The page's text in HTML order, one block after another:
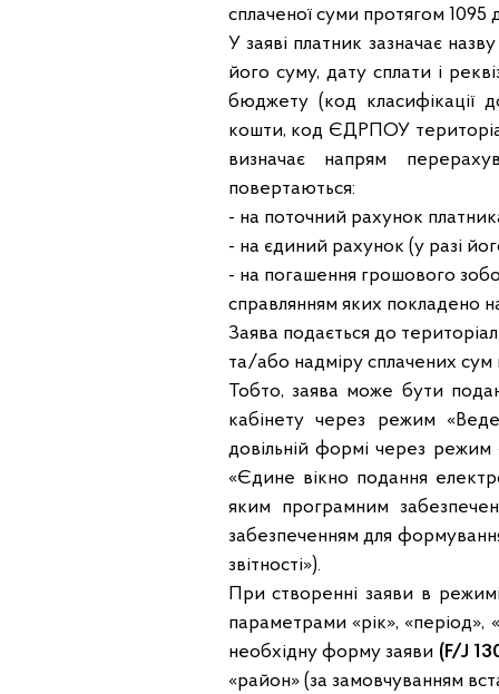
сплаченої суми протягом 1095
У заяві платник зазначає
його суму, дату сплати і
бюджету (код класифікації
кошти, код ЄДРПОУ
визначає напрям
повертаються:
- на поточний рахунок
- на єдиний рахунок (у разі
- на погашення грошового
справлянням яких покладено
Заява подається до
та/або надміру сплачених сум
Тобто, заява може бути
кабінету через режим
довільній формі через
«Єдине вікно подання
яким програмним
забезпеченням для
звітності»).
При створенні заяви в
параметрами «рік»,
необхідну форму заяви (F/J
«район» (за замовчуванням